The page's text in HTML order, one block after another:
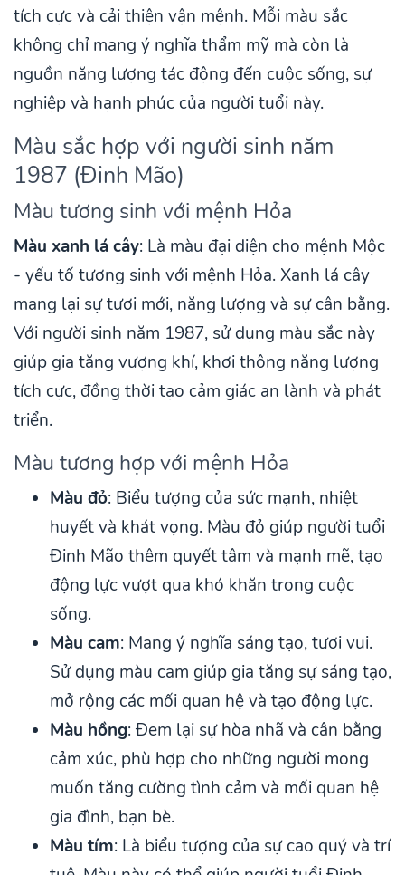
tích cực và cải thiện vận mệnh. Mỗi màu sắc
không chỉ mang ý nghĩa thẩm mỹ mà còn là
nguồn năng lượng tác động đến cuộc sống, sự
nghiệp và hạnh phúc của người tuổi này.
Màu sắc hợp với người sinh năm
1987 (Đinh Mão)
Màu tương sinh với mệnh Hỏa
Màu xanh lá cây: Là màu đại diện cho mệnh Mộc
- yếu tố tương sinh với mệnh Hỏa. Xanh lá cây
mang lại sự tươi mới, năng lượng và sự cân bằng.
Với người sinh năm 1987, sử dụng màu sắc này
giúp gia tăng vượng khí, khơi thông năng lượng
tích cực, đồng thời tạo cảm giác an lành và phát
triển.
Màu tương hợp với mệnh Hỏa
Màu đỏ: Biểu tượng của sức mạnh, nhiệt
huyết và khát vọng. Màu đỏ giúp người tuổi
Đinh Mão thêm quyết tâm và mạnh mẽ, tạo
động lực vượt qua khó khăn trong cuộc
sống.
Màu cam: Mang ý nghĩa sáng tạo, tươi vui.
Sử dụng màu cam giúp gia tăng sự sáng tạo,
mở rộng các mối quan hệ và tạo động lực.
Màu hồng: Đem lại sự hòa nhã và cân bằng
cảm xúc, phù hợp cho những người mong
muốn tăng cường tình cảm và mối quan hệ
gia đình, bạn bè.
Màu tím: Là biểu tượng của sự cao quý và trí